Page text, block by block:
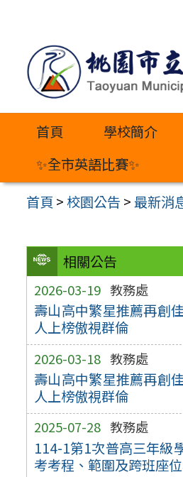
內
首頁 學校簡介
✨全市英語比賽✨
首頁 >校園公告 >最新消
相關公告
2026-03-19 教務處
壽山高中繁星推薦再創
人上榜傲視群倫
2026-03-18 教務處
壽山高中繁星推薦再創
人上榜傲視群倫
2025-07-28 教務處
114-1第1次普高三年級
考考程、範圍及跨班座